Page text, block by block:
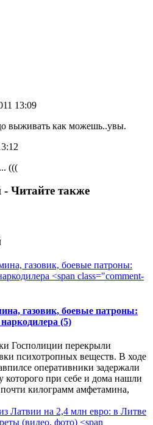
13:09
выживать как можешь..увы.
(((
- Читайте также
газовик, боевые патроны:
(5)
Госполиции перекрыли
психотропных веществ. В ходе
оперативники задержали
которого при себе и дома нашли
килограмм амфетамина,